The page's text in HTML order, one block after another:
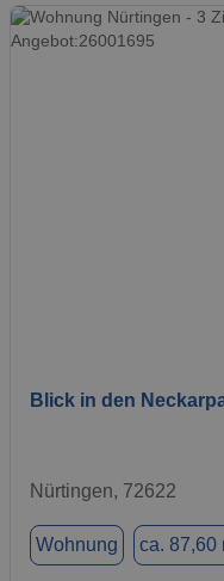
Blick in den
Nürtingen, 72622
Wohnung ca. 87,60